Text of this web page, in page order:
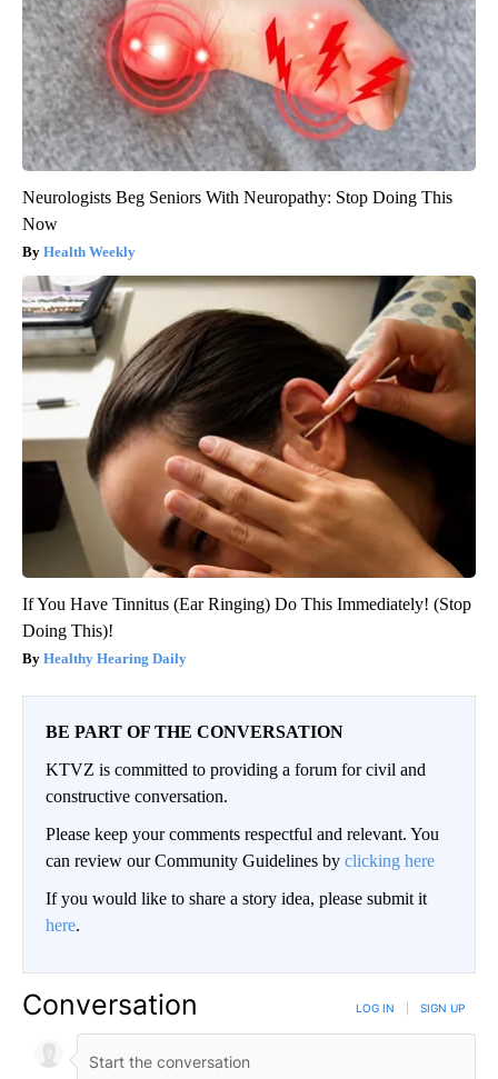
Neurologists Beg Seniors With Neuropathy: Stop Doing This
Now
Health Weekly
If You Have Tinnitus (Ear Ringing) Do This Immediately! (Stop
Doing This)!
Healthy Hearing Daily
BE PART OF THE CONVERSATION
KTVZ is committed to providing a forum for civil and
constructive conversation.
Please keep your comments respectful and relevant. You
can review our Community Guidelines by clicking here
If you would like to share a story idea, please submit it
here.
Conversation LOG IN SIGN UP